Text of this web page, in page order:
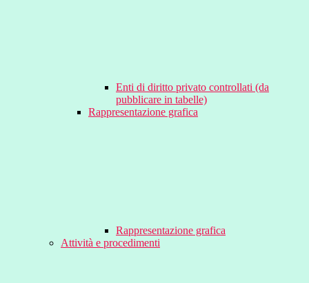
Enti di diritto privato controllati (da
pubblicare in tabelle)
Rappresentazione grafica
Rappresentazione grafica
Attività e procedimenti